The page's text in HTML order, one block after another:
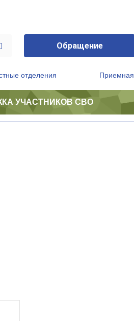
Обращение
отделения Приемная
УЧАСТНИКОВ СВО